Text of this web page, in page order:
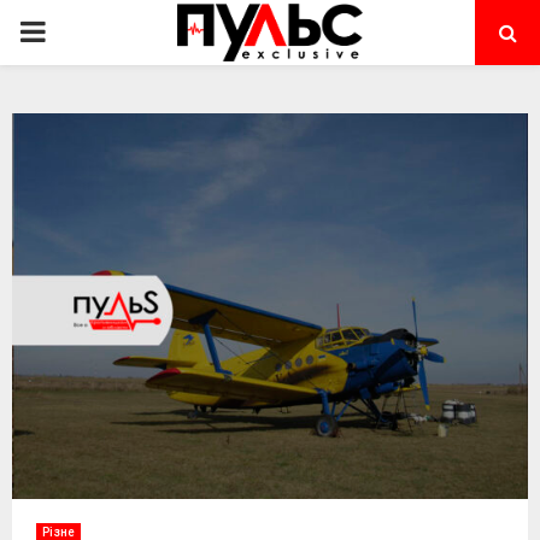
PRIMARY
Різне